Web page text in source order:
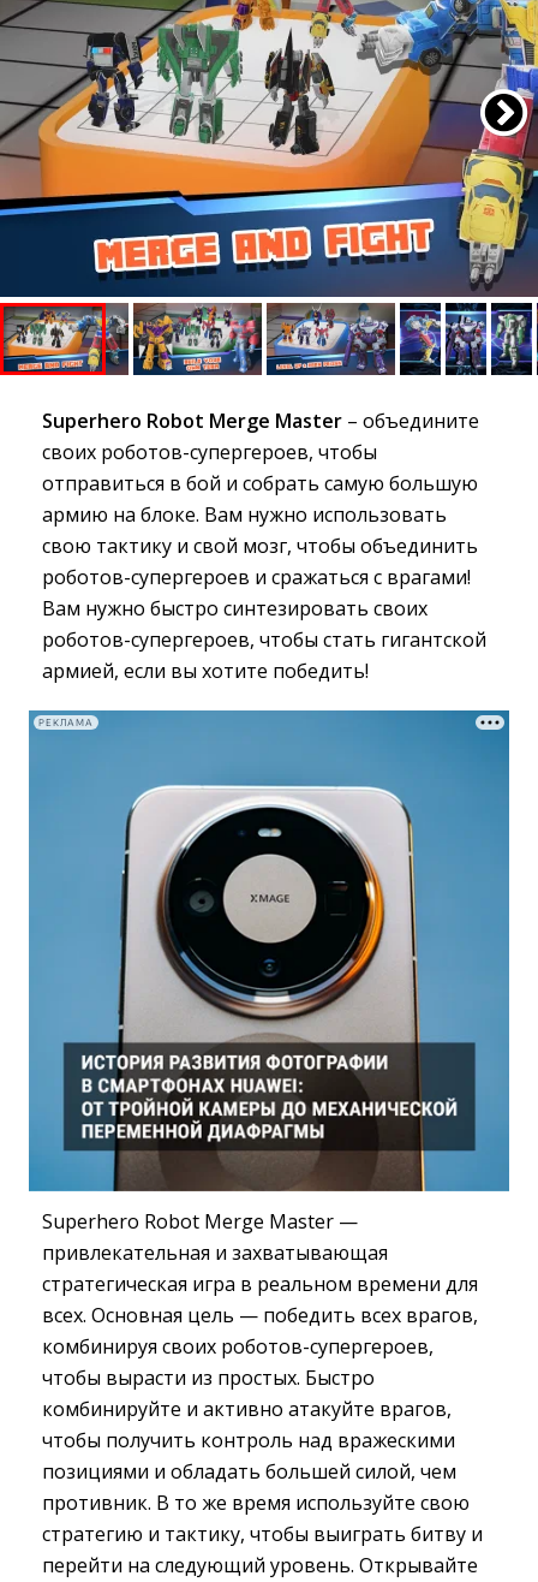
Superhero Robot Merge Master – объедините
своих роботов-супергероев, чтобы
отправиться в бой и собрать самую большую
армию на блоке. Вам нужно использовать
свою тактику и свой мозг, чтобы объединить
роботов-супергероев и сражаться с врагами!
Вам нужно быстро синтезировать своих
роботов-супергероев, чтобы стать гигантской
армией, если вы хотите победить!
РЕКЛАМА
Superhero Robot Merge Master —
привлекательная и захватывающая
стратегическая игра в реальном времени для
всех. Основная цель — победить всех врагов,
комбинируя своих роботов-супергероев,
чтобы вырасти из простых. Быстро
комбинируйте и активно атакуйте врагов,
чтобы получить контроль над вражескими
позициями и обладать большей силой, чем
противник. В то же время используйте свою
стратегию и тактику, чтобы выиграть битву и
перейти на следующий уровень. Открывайте